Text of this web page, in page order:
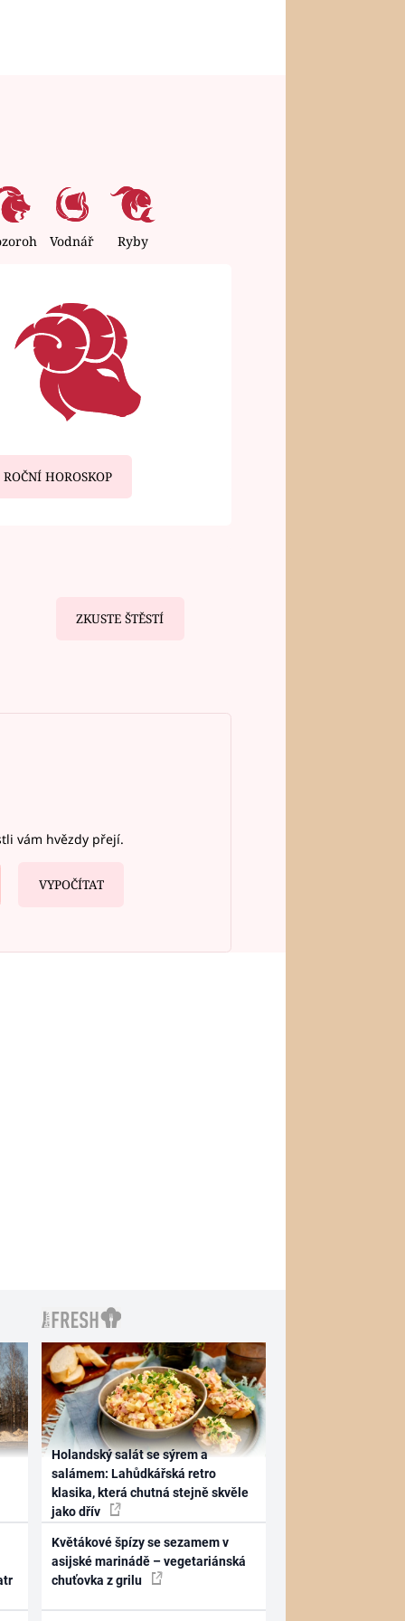
Vodnář Ryby
ROČNÍ HOROSKOP
ZKUSTE ŠTĚSTÍ
vám hvězdy přejí.
VYPOČÍTAT
Holandský salát se sýrem a
salámem: Lahůdkářská retro
klasika, která chutná stejně skvěle
jako dřív
Květákové špízy se sezamem v
asijské marinádě – vegetariánská
chuťovka z grilu